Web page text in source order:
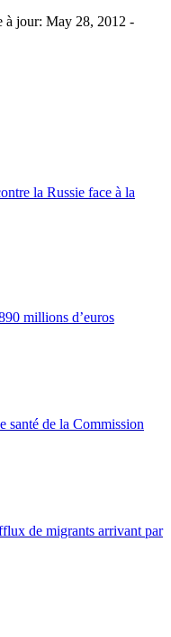
à jour: May 28, 2012 -
la Russie face à la
millions d’euros
santé de la Commission
de migrants arrivant par